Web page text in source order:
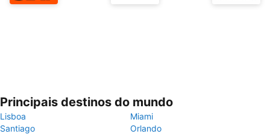
Principais destinos do mundo
Lisboa
Miami
Santiago
Orlando